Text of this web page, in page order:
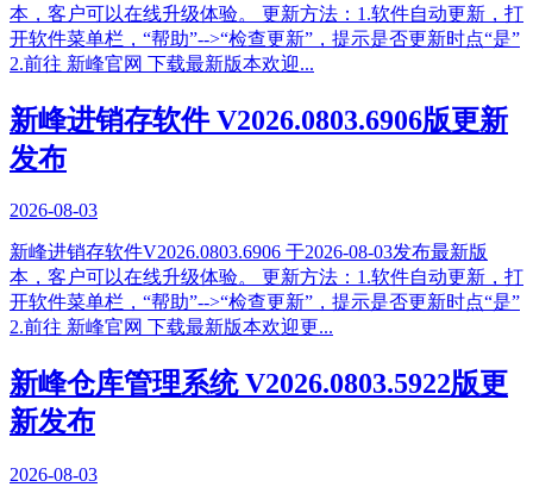
本，客户可以在线升级体验。 更新方法：1.软件自动更新，打
开软件菜单栏，“帮助”-->“检查更新”，提示是否更新时点“是”
2.前往 新峰官网 下载最新版本欢迎...
新峰进销存软件 V2026.0803.6906版更新
发布
2026-08-03
新峰进销存软件V2026.0803.6906 于2026-08-03发布最新版
本，客户可以在线升级体验。 更新方法：1.软件自动更新，打
开软件菜单栏，“帮助”-->“检查更新”，提示是否更新时点“是”
2.前往 新峰官网 下载最新版本欢迎更...
新峰仓库管理系统 V2026.0803.5922版更
新发布
2026-08-03